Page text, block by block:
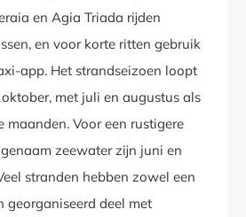
en Agia Triada rijden
en voor korte ritten gebruik
app. Het strandseizoen loopt
met juli en augustus als
maanden. Voor een rustigere
zeewater zijn juni en
stranden hebben zowel een
georganiseerd deel met